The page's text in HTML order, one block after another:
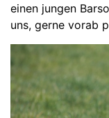
einen jungen
uns, gerne vorab